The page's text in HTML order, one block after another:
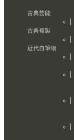
古典芸能
古典複製
近代自筆物